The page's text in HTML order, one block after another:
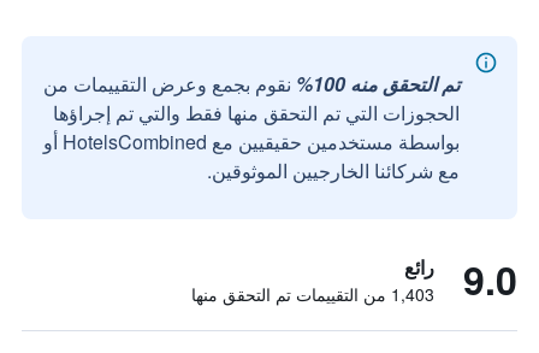
تم التحقق منه 100%
نقوم بجمع وعرض التقييمات من
الحجوزات التي تم التحقق منها فقط والتي تم إجراؤها
بواسطة مستخدمين حقيقيين مع HotelsCombined أو
مع شركائنا الخارجيين الموثوقين.
9.0 رائع
1,403 من التقييمات تم التحقق منها